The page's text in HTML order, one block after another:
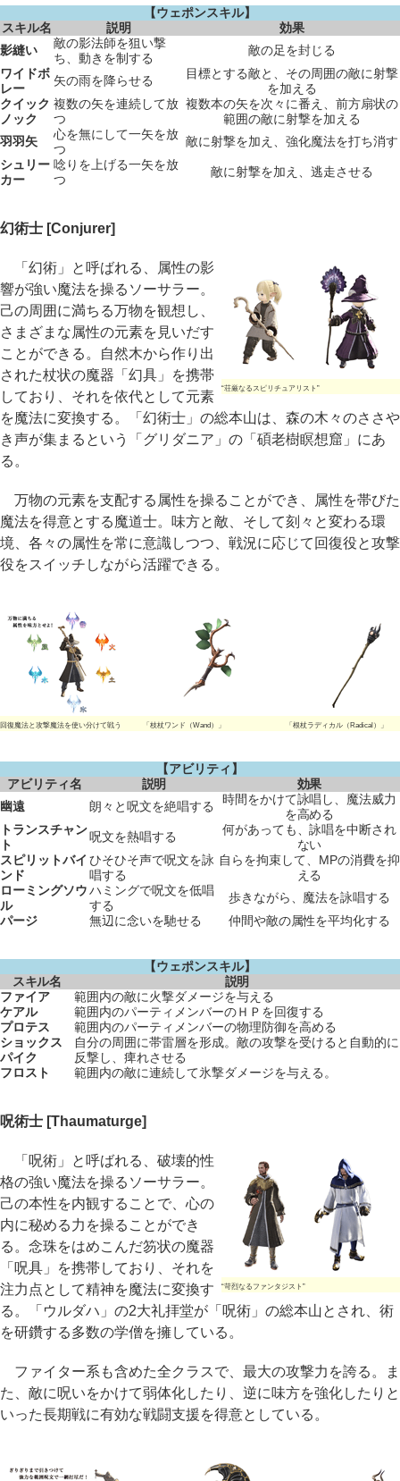
【ウェポンスキル】
スキル名
説明
効果
影縫い
敵の影法師を狙い撃
ち、動きを制する
敵の足を封じる
ワイドボ
レー
矢の雨を降らせる
目標とする敵と、その周囲の敵に射撃
を加える
クイック
ノック
複数の矢を連続して放
つ
複数本の矢を次々に番え、前方扇状の
範囲の敵に射撃を加える
羽羽矢
心を無にして一矢を放
つ
敵に射撃を加え、強化魔法を打ち消す
シュリー
カー
唸りを上げる一矢を放
つ
敵に射撃を加え、逃走させる
幻術士 [Conjurer]
“荘厳なるスピリチュアリスト”
「幻術」と呼ばれる、属性の影
響が強い魔法を操るソーサラー。
己の周囲に満ちる万物を観想し、
さまざまな属性の元素を見いだす
ことができる。自然木から作り出
された杖状の魔器「幻具」を携帯
しており、それを依代として元素
を魔法に変換する。「幻術士」の総本山は、森の木々のささや
き声が集まるという「グリダニア」の「碩老樹瞑想窟」にあ
る。
万物の元素を支配する属性を操ることができ、属性を帯びた
魔法を得意とする魔道士。味方と敵、そして刻々と変わる環
境、各々の属性を常に意識しつつ、戦況に応じて回復役と攻撃
役をスイッチしながら活躍できる。
回復魔法と攻撃魔法を使い分けて戦う 「枝杖ワンド（Wand）」 「根杖ラディカル（Radical）」
【アビリティ】
アビリティ名
説明
効果
幽遠
朗々と呪文を絶唱する
時間をかけて詠唱し、魔法威力
を高める
トランスチャン
ト
呪文を熱唱する
何があっても、詠唱を中断され
ない
スピリットバイ
ンド
ひそひそ声で呪文を詠
唱する
自らを拘束して、MPの消費を抑
える
ローミングソウ
ル
ハミングで呪文を低唱
する
歩きながら、魔法を詠唱する
パージ
無辺に念いを馳せる 仲間や敵の属性を平均化する
【ウェポンスキル】
スキル名
説明
ファイア
範囲内の敵に火撃ダメージを与える
ケアル
範囲内のパーティメンバーのＨＰを回復する
プロテス
範囲内のパーティメンバーの物理防御を高める
ショックス
パイク
自分の周囲に帯雷層を形成。敵の攻撃を受けると自動的に
反撃し、痺れさせる
フロスト
範囲内の敵に連続して氷撃ダメージを与える。
呪術士 [Thaumaturge]
“苛烈なるファンタジスト”
「呪術」と呼ばれる、破壊的性
格の強い魔法を操るソーサラー。
己の本性を内観することで、心の
内に秘める力を操ることができ
る。念珠をはめこんだ笏状の魔器
「呪具」を携帯しており、それを
注力点として精神を魔法に変換す
る。「ウルダハ」の2大礼拝堂が「呪術」の総本山とされ、術
を研鑽する多数の学僧を擁している。
ファイター系も含めた全クラスで、最大の攻撃力を誇る。ま
た、敵に呪いをかけて弱体化したり、逆に味方を強化したりと
いった長期戦に有効な戦闘支援を得意としている。